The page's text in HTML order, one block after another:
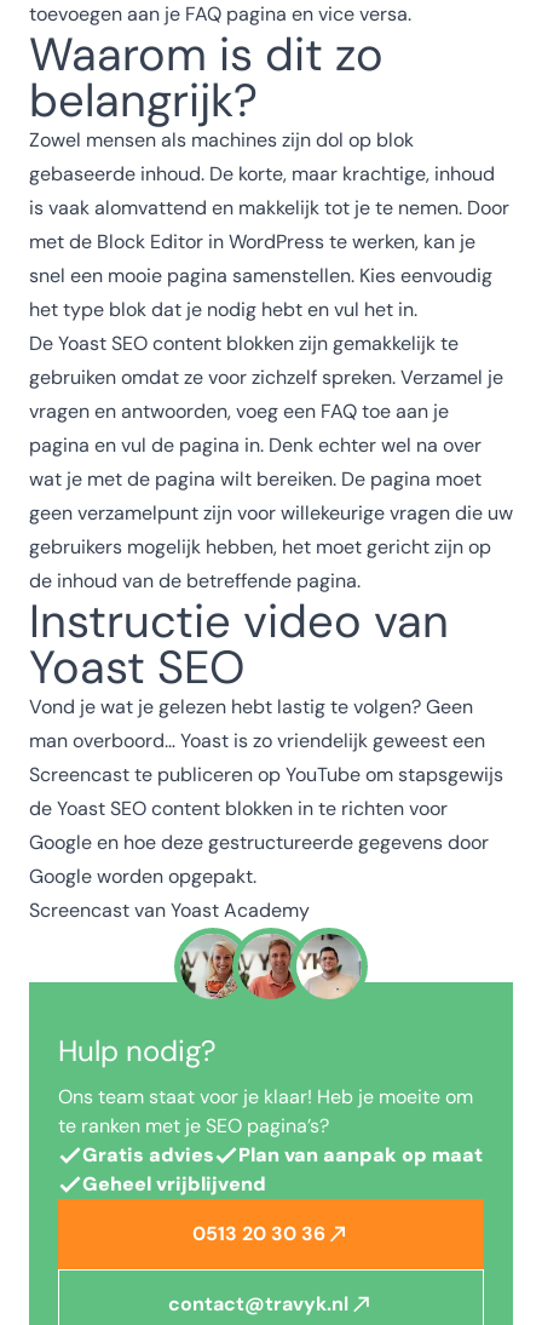
toevoegen aan je FAQ pagina en vice versa.
Waarom is dit zo
belangrijk?
Zowel mensen als machines zijn dol op blok
gebaseerde inhoud. De korte, maar krachtige, inhoud
is vaak alomvattend en makkelijk tot je te nemen. Door
met de Block Editor in WordPress te werken, kan je
snel een mooie pagina samenstellen. Kies eenvoudig
het type blok dat je nodig hebt en vul het in.
De Yoast SEO content blokken zijn gemakkelijk te
gebruiken omdat ze voor zichzelf spreken. Verzamel je
vragen en antwoorden, voeg een FAQ toe aan je
pagina en vul de pagina in. Denk echter wel na over
wat je met de pagina wilt bereiken. De pagina moet
geen verzamelpunt zijn voor willekeurige vragen die uw
gebruikers mogelijk hebben, het moet gericht zijn op
de inhoud van de betreffende pagina.
Instructie video van
Yoast SEO
Vond je wat je gelezen hebt lastig te volgen? Geen
man overboord… Yoast is zo vriendelijk geweest een
Screencast te publiceren op YouTube om stapsgewijs
de Yoast SEO content blokken in te richten voor
Google en hoe deze gestructureerde gegevens door
Google worden opgepakt.
Screencast van Yoast Academy
Hulp nodig?
Ons team staat voor je klaar! Heb je moeite om
te ranken met je SEO pagina’s?
Gratis advies
Plan van aanpak op maat
Geheel vrijblijvend
0513 20 30 36
contact@travyk.nl